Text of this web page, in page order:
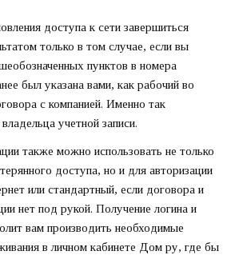
доступа к сети завершиться
только в том случае, если вы
пунктов в номера
был указана вами, как рабочий во
с компанией. Именно так
учетной записи.
также можно использовать не только
доступа, но и для авторизации
или стандартный, если договора и
нет под рукой. Получение логина и
вам производить необходимые
в личном кабинете Дом ру, где бы